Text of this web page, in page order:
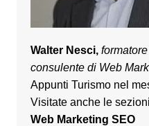
Walter Nesci,
consulente di Web
Appunti Turismo nel
Visitate anche le sezioni
Web Marketing SEO